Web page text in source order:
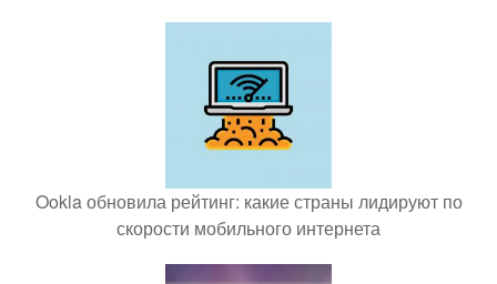
Ookla обновила рейтинг: какие страны лидируют по
скорости мобильного интернета